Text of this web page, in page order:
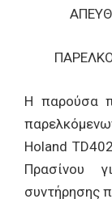
Η παρούσα
Holand
Πρασίνου
συντήρησης